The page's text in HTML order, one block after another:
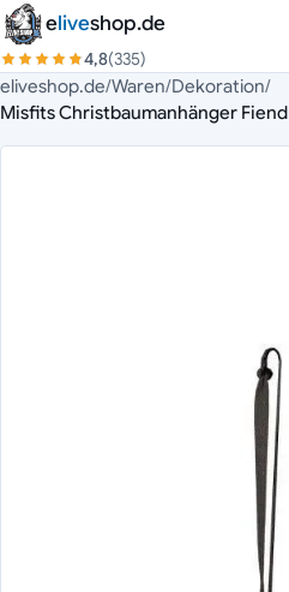
Zum Inhalt springen
eliveshop.de
4,8(335)
eliveshop.de/Waren/Dekoration/
Misfits Christbaumanhänger Fiend